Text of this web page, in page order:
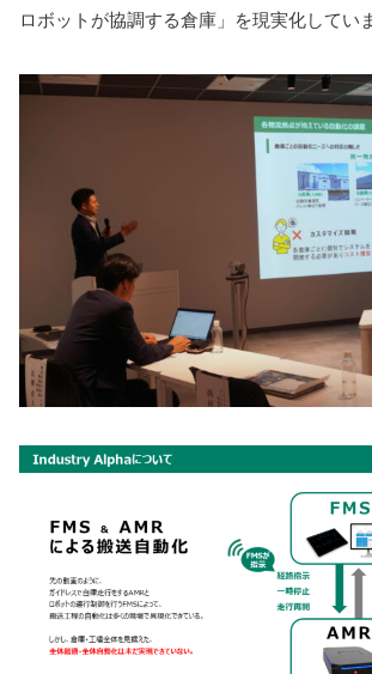
ロボットが協調する倉庫」を現実化してい